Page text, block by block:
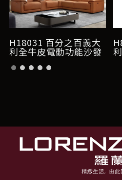
H18031 百分之百義大
利全牛皮電動功能沙發